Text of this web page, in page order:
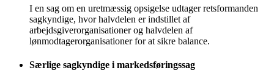
I en sag om en uretmæssig opsigelse udtager retsformanden
sagkyndige, hvor halvdelen er indstillet af
arbejdsgiverorganisationer og halvdelen af
lønmodtagerorganisationer for at sikre balance.
Særlige sagkyndige i markedsføringssag